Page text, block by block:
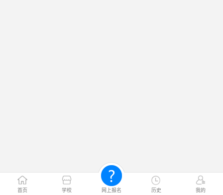
首页 学校 网上报名 历史 我的